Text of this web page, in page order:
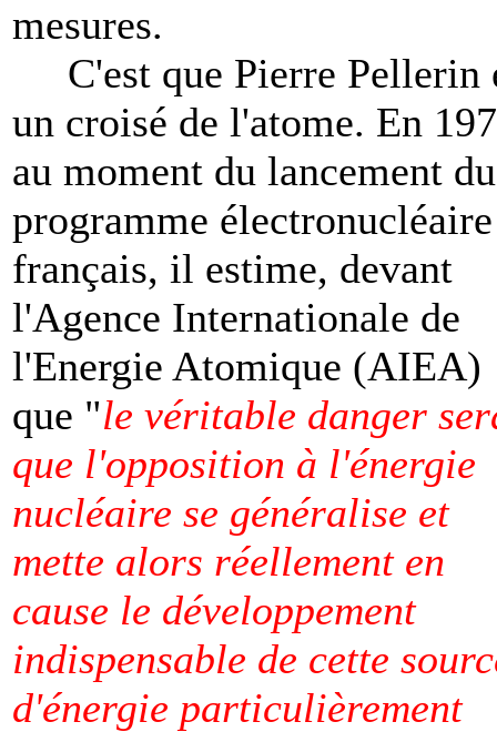
mesures.
C'est que Pierre Pellerin
un croisé de l'atome. En
au moment du lancement du
programme électronucléaire
français, il estime, devant
l'Agence Internationale de
l'Energie Atomique (AIEA)
que "le véritable danger
que l'opposition à l'énergie
nucléaire se généralise et
mette alors réellement en
cause le développement
indispensable de cette
d'énergie particulièrement